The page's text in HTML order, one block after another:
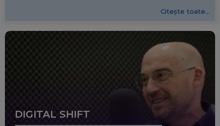
Citește toate...
DIGITAL SHIFT